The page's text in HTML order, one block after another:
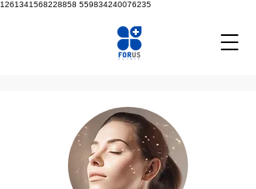
1261341568228858 559834240076235